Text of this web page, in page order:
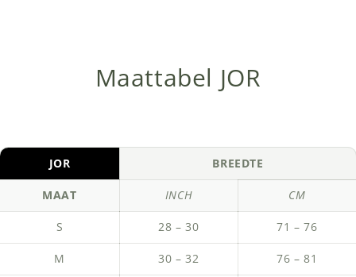
Maattabel JOR
JOR BREEDTE
MAAT INCH CM
S 28 – 30 71 – 76
M 30 – 32 76 – 81